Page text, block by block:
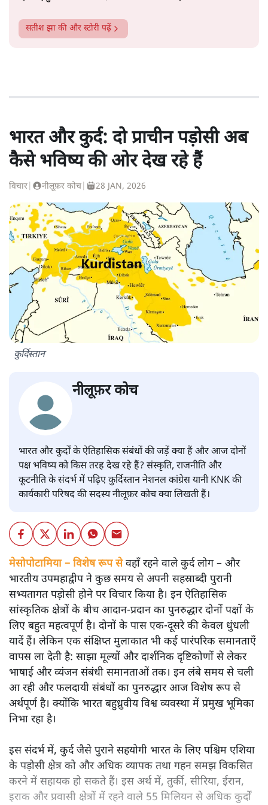
सतीश झा की और स्टोरी पढ़ें
भारत और कुर्द: दो प्राचीन पड़ोसी अब
कैसे भविष्य की ओर देख रहे हैं
विचार नीलूफ़र कोच 28 JAN, 2026
कुर्दिस्तान
नीलूफ़र कोच
भारत और कुर्दों के ऐतिहासिक संबंधों की जड़ें क्या हैं और आज दोनों
पक्ष भविष्य को किस तरह देख रहे हैं? संस्कृति, राजनीति और
कूटनीति के संदर्भ में पढ़िए कुर्दिस्तान नेशनल कांग्रेस यानी KNK की
कार्यकारी परिषद की सदस्य नीलूफ़र कोच क्या लिखती हैं।
मेसोपोटामिया – विशेष रूप सेवहाँ रहने वाले कुर्द लोग – और
भारतीय उपमहाद्वीप ने कुछ समय से अपनी सहस्राब्दी पुरानी
सभ्यतागत पड़ोसी होने पर विचार किया है। इन ऐतिहासिक
सांस्कृतिक क्षेत्रों के बीच आदान-प्रदान का पुनरुद्धार दोनों पक्षों के
लिए बहुत महत्वपूर्ण है। दोनों के पास एक-दूसरे की केवल धुंधली
यादें हैं। लेकिन एक संक्षिप्त मुलाकात भी कई पारंपरिक समानताएँ
वापस ला देती है: साझा मूल्यों और दार्शनिक दृष्टिकोणों से लेकर
भाषाई और व्यंजन संबंधी समानताओं तक। इन लंबे समय से चली
आ रही और फलदायी संबंधों का पुनरुद्धार आज विशेष रूप से
अर्थपूर्ण है। क्योंकि भारत बहुध्रुवीय विश्व व्यवस्था में प्रमुख भूमिका
निभा रहा है।
इस संदर्भ में, कुर्द जैसे पुराने सहयोगी भारत के लिए पश्चिम एशिया
के पड़ोसी क्षेत्र को और अधिक व्यापक तथा गहन समझ विकसित
करने में सहायक हो सकते हैं। इस अर्थ में, तुर्की, सीरिया, ईरान,
इराक और प्रवासी क्षेत्रों में रहने वाले 55 मिलियन से अधिक कुर्दों